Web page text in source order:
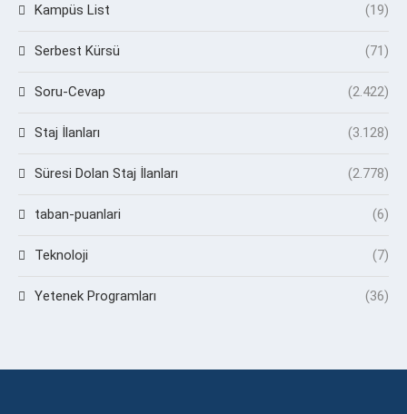
Kampüs List (19)
Serbest Kürsü (71)
Soru-Cevap (2.422)
Staj İlanları (3.128)
Süresi Dolan Staj İlanları (2.778)
taban-puanlari (6)
Teknoloji (7)
Yetenek Programları (36)